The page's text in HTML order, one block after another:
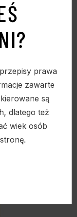
prawa
zawarte
są
dlatego też
wiek osób